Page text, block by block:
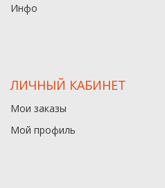
Инфо
ЛИЧНЫЙ КАБИНЕТ
Мои заказы
Мой профиль